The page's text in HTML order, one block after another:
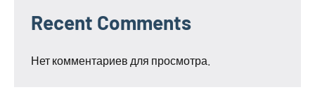
Recent Comments
Нет комментариев для просмотра.